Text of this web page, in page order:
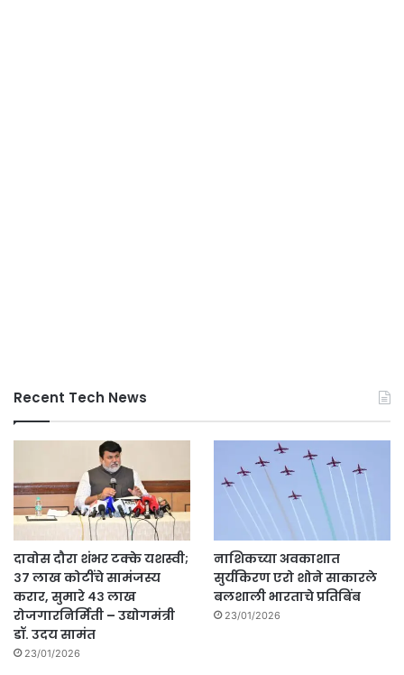
Recent Tech News
दावोस दौरा शंभर टक्के यशस्वी;
३७ लाख कोटींचे सामंजस्य
करार, सुमारे ४३ लाख
रोजगारनिर्मिती – उद्योगमंत्री
डॉ. उदय सामंत
23/01/2026
नाशिकच्या अवकाशात
सुर्यकिरण एरो शोने साकारले
बलशाली भारताचे प्रतिबिंब
23/01/2026